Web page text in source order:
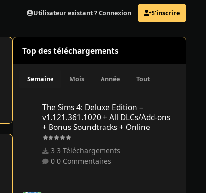
Utilisateur existant ? Connexion S’inscrire
Top des téléchargements
Semaine Mois Année Tout
The Sims 4: Deluxe Edition –
v1.121.361.1020 + All DLCs/Add-ons
+ Bonus Soundtracks + Online
3 Téléchargements
0 Commentaires